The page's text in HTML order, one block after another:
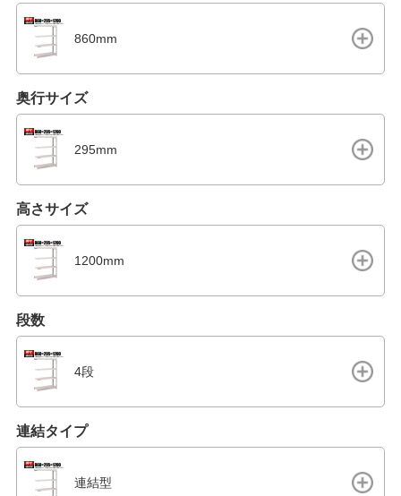
860mm
奥行サイズ
295mm
高さサイズ
1200mm
段数
4段
連結タイプ
連結型